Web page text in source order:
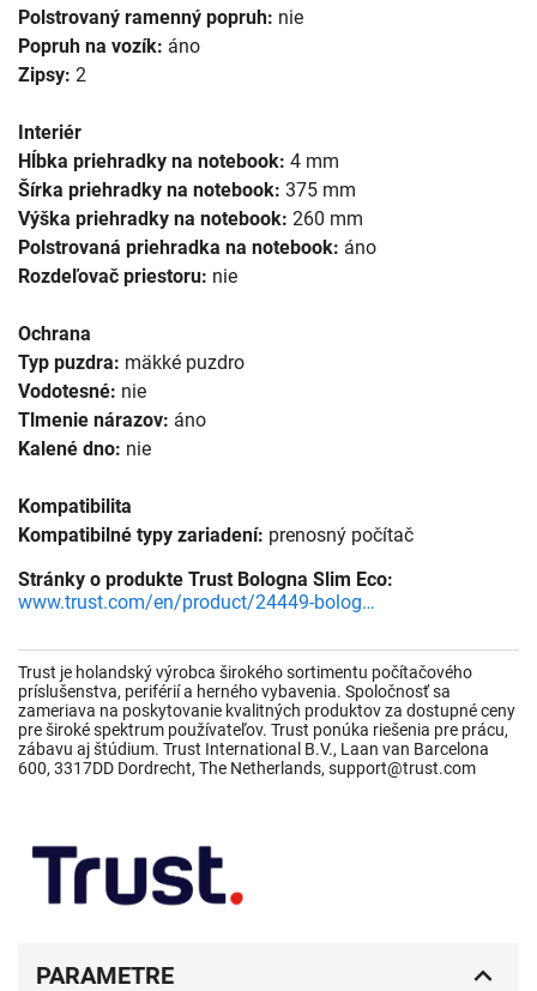
Polstrovaný ramenný popruh: nie
Popruh na vozík: áno
Zipsy: 2
Interiér
Hĺbka priehradky na notebook: 4 mm
Šírka priehradky na notebook: 375 mm
Výška priehradky na notebook: 260 mm
Polstrovaná priehradka na notebook: áno
Rozdeľovač priestoru: nie
Ochrana
Typ puzdra: mäkké puzdro
Vodotesné: nie
Tlmenie nárazov: áno
Kalené dno: nie
Kompatibilita
Kompatibilné typy zariadení: prenosný počítač
Stránky o produkte Trust Bologna Slim Eco:
www.trust.com/en/product/24449-bologna-slim-laptop-bag-16-inch-eco-red
Trust je holandský výrobca širokého sortimentu počítačového
príslušenstva, periférií a herného vybavenia. Spoločnosť sa
zameriava na poskytovanie kvalitných produktov za dostupné ceny
pre široké spektrum používateľov. Trust ponúka riešenia pre prácu,
zábavu aj štúdium. Trust International B.V., Laan van Barcelona
600, 3317DD Dordrecht, The Netherlands, support@trust.com
PARAMETRE